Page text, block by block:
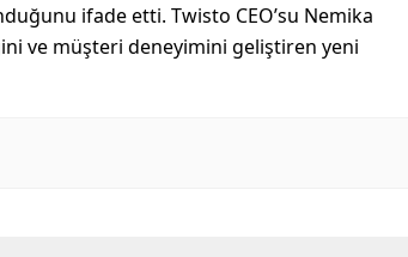
ifade etti. Twisto CEO’su Nemika
ve müşteri deneyimini geliştiren yeni